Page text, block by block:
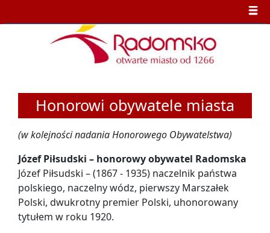
Honorowi obywatele miasta
(w kolejności nadania Honorowego Obywatelstwa)
Józef Piłsudski – honorowy obywatel Radomska
Józef Piłsudski – (1867 - 1935) naczelnik państwa
polskiego, naczelny wódz, pierwszy Marszałek
Polski, dwukrotny premier Polski, uhonorowany
tytułem w roku 1920.